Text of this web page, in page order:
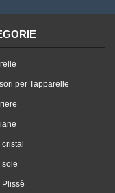
per Tapparelle
sole
Plissè